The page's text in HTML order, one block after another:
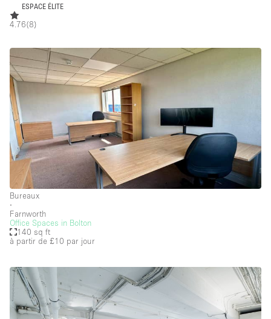
ESPACE ÉLITE
4.76(8)
Bureaux
∙
Farnworth
Office Spaces in Bolton
140 sq ft
à partir de £10 par jour